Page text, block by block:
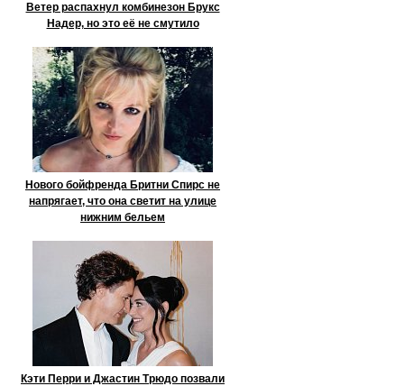
Ветер распахнул комбинезон Брукс
Надер, но это её не смутило
Нового бойфренда Бритни Спирс не
напрягает, что она светит на улице
нижним бельем
Кэти Перри и Джастин Трюдо позвали